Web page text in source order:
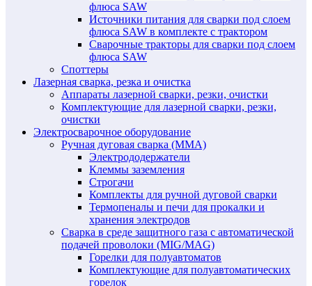
флюса SAW
Источники питания для сварки под слоем
флюса SAW в комплекте с трактором
Сварочные тракторы для сварки под слоем
флюса SAW
Споттеры
Лазерная сварка, резка и очистка
Аппараты лазерной сварки, резки, очистки
Комплектующие для лазерной сварки, резки,
очистки
Электросварочное оборудование
Ручная дуговая сварка (MMA)
Электрододержатели
Клеммы заземления
Строгачи
Комплекты для ручной дуговой сварки
Термопеналы и печи для прокалки и
хранения электродов
Сварка в среде защитного газа с автоматической
подачей проволоки (MIG/MAG)
Горелки для полуавтоматов
Комплектующие для полуавтоматических
горелок